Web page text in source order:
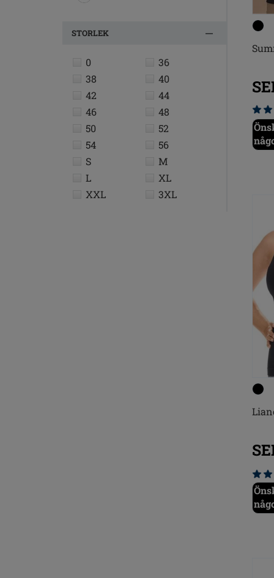
STORLEK
0
36
38
40
42
44
46
48
50
52
54
56
S
M
L
XL
XXL
3XL